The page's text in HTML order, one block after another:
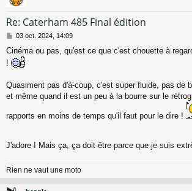
Re: Caterham 485 Final édition
M
s
s
e
03 oct. 2024, 14:09
Cinéma ou pas, qu'est ce que c'est chouette à
!
Quasiment pas d'à-coup, c'est super fluide, pas de
et même quand il est un peu à la bourre sur le
rapports en moins de temps qu'il faut pour le dire !
J'adore ! Mais ça, ça doit être parce que je suis
Rien ne vaut une moto